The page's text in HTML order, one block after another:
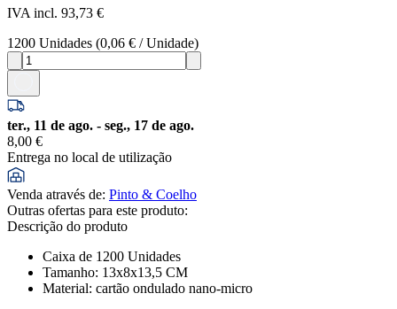
IVA incl. 93,73 €
1200 Unidades (0,06 € /Unidade)
ter., 11 de ago. - seg., 17 de ago.
8,00 €
Entrega no local de utilização
Venda através de: Pinto & Coelho
Outras ofertas para este produto:
Descrição do produto
Caixa de 1200 Unidades
Tamanho: 13x8x13,5 CM
Material: cartão ondulado nano-micro